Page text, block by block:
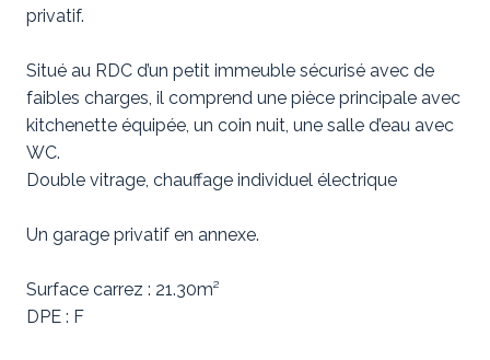
privatif.
Situé au RDC d’un petit immeuble sécurisé avec de
faibles charges, il comprend une pièce principale avec
kitchenette équipée, un coin nuit, une salle d’eau avec
WC.
Double vitrage, chauffage individuel électrique
Un garage privatif en annexe.
Surface carrez : 21.30m²
DPE : F